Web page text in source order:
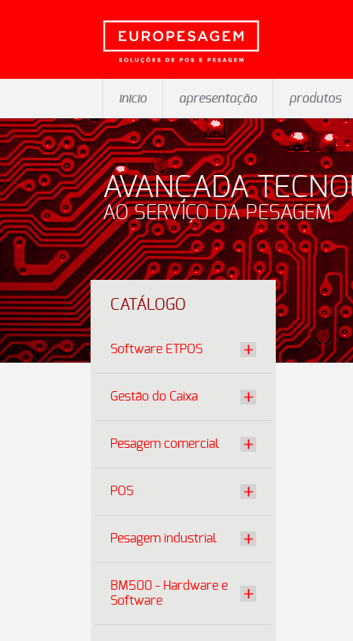
inicio apresentação produtos
AVANÇADA
AO SERVIÇO DA PESAGEM
CATÁLOGO
Software ETPOS
Gestão do Caixa
Pesagem comercial
POS
Pesagem industrial
BM500 - Hardware e
Software